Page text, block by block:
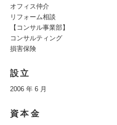
オフィス仲介
リフォーム相談
【コンサル事業部】
コンサルティング
損害保険
設立
2006 年 6 月
資本金